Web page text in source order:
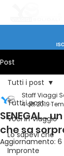
Post
Tutti i post
Voci in Viaggio
Lo sapevi che
Impronte
Tutti i post
SENEGAL…
che sa
Staff Viaggi
4 ott 2019
Aggiornamento: 6